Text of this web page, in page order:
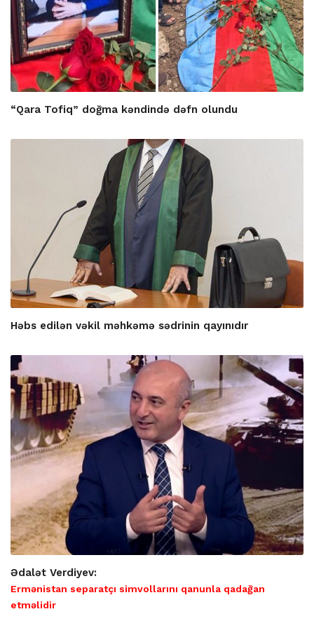
“Qara Tofiq” doğma kəndində dəfn olundu
Həbs edilən vəkil məhkəmə sədrinin qayınıdır
Ədalət Verdiyev:
Ermənistan separatçı simvollarını qanunla qadağan
etməlidir